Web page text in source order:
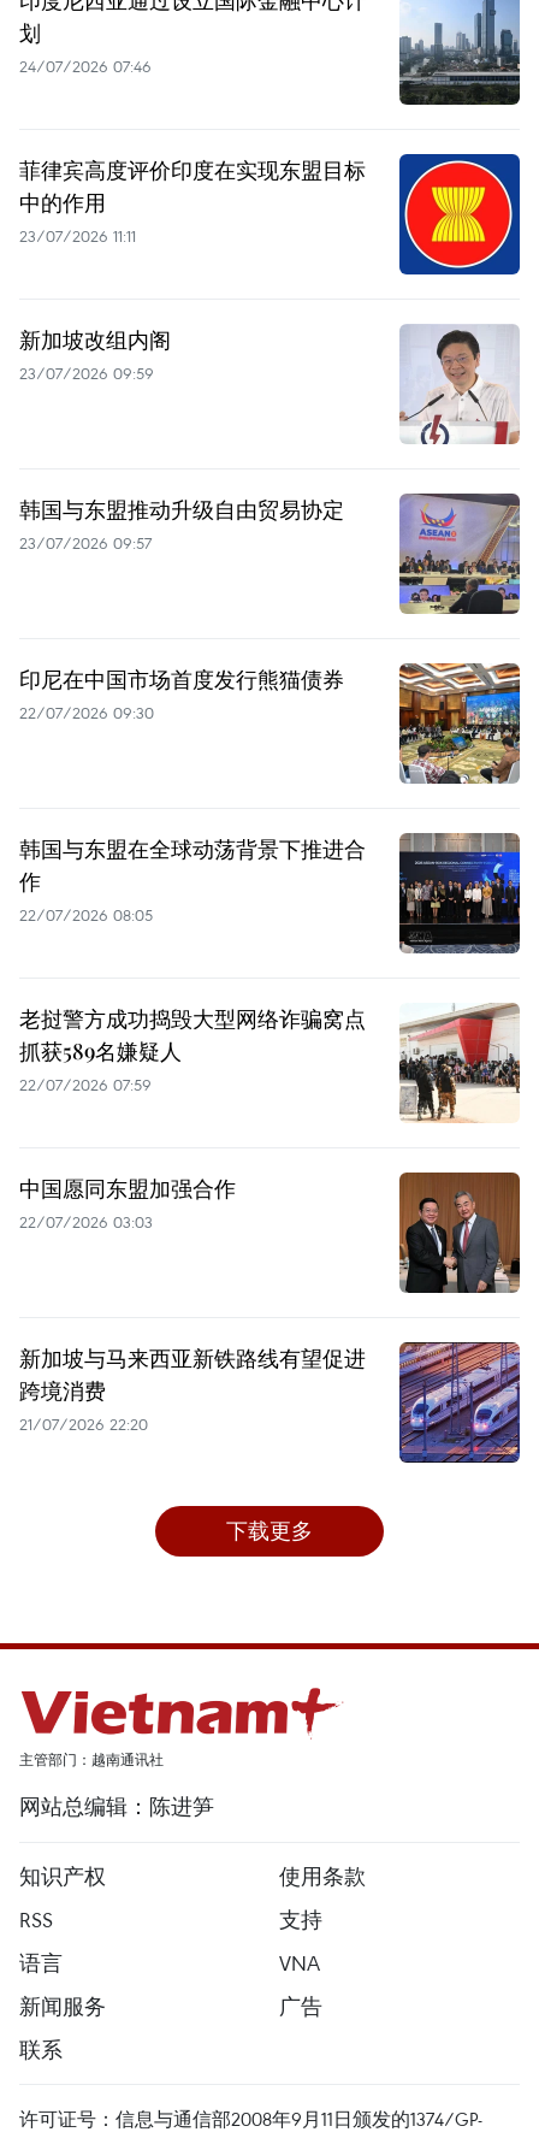
划
24/07/2026 07:46
菲律宾高度评价印度在实现东盟目标
中的作用
23/07/2026 11:11
新加坡改组内阁
23/07/2026 09:59
韩国与东盟推动升级自由贸易协定
23/07/2026 09:57
印尼在中国市场首度发行熊猫债券
22/07/2026 09:30
韩国与东盟在全球动荡背景下推进合
作
22/07/2026 08:05
老挝警方成功捣毁大型网络诈骗窝点
抓获589名嫌疑人
22/07/2026 07:59
中国愿同东盟加强合作
22/07/2026 03:03
新加坡与马来西亚新铁路线有望促进
跨境消费
21/07/2026 22:20
下载更多
主管部门：越南通讯社
网站总编辑：陈进笋
知识产权
使用条款
RSS
支持
语言
VNA
新闻服务
广告
联系
许可证号：信息与通信部2008年9月11日颁发的1374/GP-